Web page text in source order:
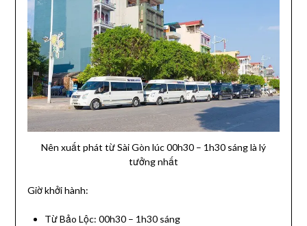
Nên xuất phát từ Sài Gòn lúc 00h30 – 1h30 sáng là lý
tưởng nhất
Giờ khởi hành:
Từ Bảo Lộc: 00h30 – 1h30 sáng